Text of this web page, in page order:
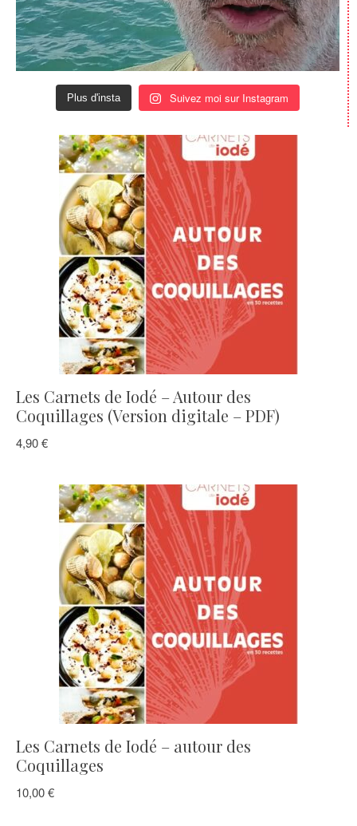
Plus d'insta Suivez moi sur Instagram
Les Carnets de Iodé – Autour des
Coquillages (Version digitale – PDF)
4,90€
Les Carnets de Iodé – autour des
Coquillages
10,00€